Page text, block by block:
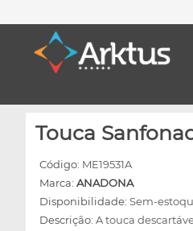
Touca
Código: ME19531A
Marca: ANADONA
Disponibilidade: Sem-
Descrição: A touca